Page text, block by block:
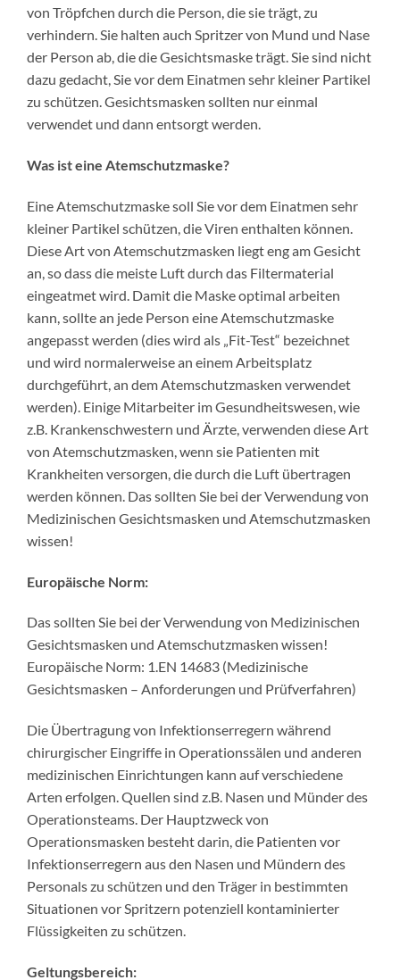
von Tröpfchen durch die Person, die sie trägt, zu
verhindern. Sie halten auch Spritzer von Mund und Nase
der Person ab, die die Gesichtsmaske trägt. Sie sind nicht
dazu gedacht, Sie vor dem Einatmen sehr kleiner Partikel
zu schützen. Gesichtsmasken sollten nur einmal
verwendet und dann entsorgt werden.
Was ist eine Atemschutzmaske?
Eine Atemschutzmaske soll Sie vor dem Einatmen sehr
kleiner Partikel schützen, die Viren enthalten können.
Diese Art von Atemschutzmasken liegt eng am Gesicht
an, so dass die meiste Luft durch das Filtermaterial
eingeatmet wird. Damit die Maske optimal arbeiten
kann, sollte an jede Person eine Atemschutzmaske
angepasst werden (dies wird als „Fit-Test“ bezeichnet
und wird normalerweise an einem Arbeitsplatz
durchgeführt, an dem Atemschutzmasken verwendet
werden). Einige Mitarbeiter im Gesundheitswesen, wie
z.B. Krankenschwestern und Ärzte, verwenden diese Art
von Atemschutzmasken, wenn sie Patienten mit
Krankheiten versorgen, die durch die Luft übertragen
werden können. Das sollten Sie bei der Verwendung von
Medizinischen Gesichtsmasken und Atemschutzmasken
wissen!
Europäische Norm:
Das sollten Sie bei der Verwendung von Medizinischen
Gesichtsmasken und Atemschutzmasken wissen!
Europäische Norm: 1.EN 14683 (Medizinische
Gesichtsmasken – Anforderungen und Prüfverfahren)
Die Übertragung von Infektionserregern während
chirurgischer Eingriffe in Operationssälen und anderen
medizinischen Einrichtungen kann auf verschiedene
Arten erfolgen. Quellen sind z.B. Nasen und Münder des
Operationsteams. Der Hauptzweck von
Operationsmasken besteht darin, die Patienten vor
Infektionserregern aus den Nasen und Mündern des
Personals zu schützen und den Träger in bestimmten
Situationen vor Spritzern potenziell kontaminierter
Flüssigkeiten zu schützen.
Geltungsbereich: